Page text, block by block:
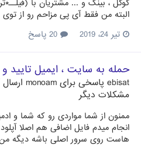
گوگل ، بینگ و ... مشتریان با
البته من فقط آی پی مزاحم رو از
تیر 24، 2019
حمله به سایت ، ایمیل تایید
ebisat پاسخی برای monoam
مشکلات دیگر
ممنون از شما مواردی رو که شما و
انجام میدم فایل اضافی هم اصلا
هاست روی سرور اصلی باشه دیگه من